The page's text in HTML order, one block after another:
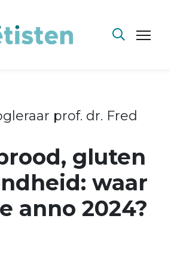
prof. dr. Fred
gluten
waar
anno 2024?